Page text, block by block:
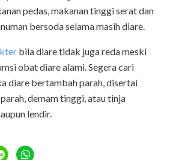
pedas, makanan tinggi serat dan
bersoda selama masih diare.
bila diare tidak juga reda meski
obat diare alami. Segera cari
diare bertambah parah, disertai
demam tinggi, atau tinja
lendir.